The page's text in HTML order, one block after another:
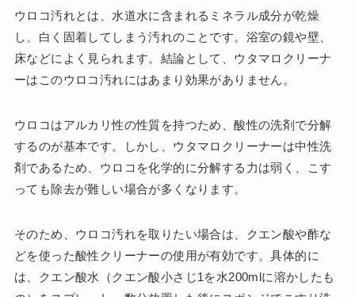
ウロコ汚れとは、水道水に含まれるミネラル成分が乾燥
し、白く固着してしまう汚れのことです。浴室の鏡や壁、
床などによく見られます。結論として、ウタマロクリーナ
ーはこのウロコ汚れにはあまり効果がありません。
ウロコはアルカリ性の性質を持つため、酸性の洗剤で分解
するのが基本です。しかし、ウタマロクリーナーは中性洗
剤であるため、ウロコを化学的に分解する力は弱く、こす
っても除去が難しい場合が多くなります。
そのため、ウロコ汚れを取りたい場合は、クエン酸や酢な
どを使った酸性クリーナーの使用が有効です。具体的に
は、クエン酸水（クエン酸小さじ1を水200mlに溶かしたも